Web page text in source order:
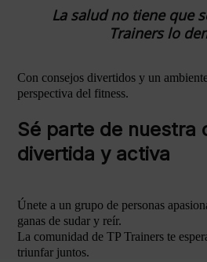
La salud no tiene que
Trainers lo
Con consejos divertidos y un
perspectiva del fitness.
Sé parte de nuestra
divertida y activa
Únete a un grupo de personas
ganas de sudar y reír.
La comunidad de TP Trainers te
triunfar juntos.